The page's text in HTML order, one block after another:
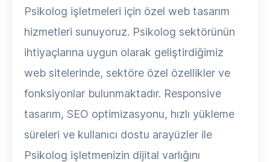
Psikolog işletmeleri için özel web tasarım
hizmetleri sunuyoruz. Psikolog sektörünün
ihtiyaçlarına uygun olarak geliştirdiğimiz
web sitelerinde, sektöre özel özellikler ve
fonksiyonlar bulunmaktadır. Responsive
tasarım, SEO optimizasyonu, hızlı yükleme
süreleri ve kullanıcı dostu arayüzler ile
Psikolog işletmenizin dijital varlığını